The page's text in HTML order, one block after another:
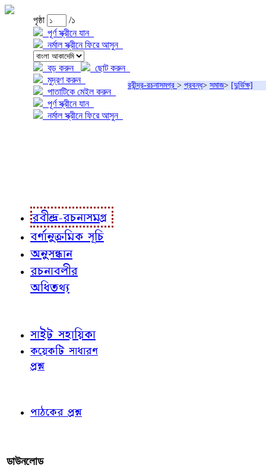
পৃষ্ঠা
/১
পূর্ণ স্ক্রীনে যান
নর্মাল স্ক্রীনে ফিরে আসুন
বড় করুন
ছোট করুন
মুদ্রণ করুন
পাতাটিকে মেইল করুন
পূর্ণ স্ক্রীনে যান
নর্মাল স্ক্রীনে ফিরে আসুন
রবীন্দ্র-রচনাসমগ্র > প্রবন্ধ> সমাজ> [দুর্ভিক্ষ]
রবীন্দ্র-রচনাসমগ্র
বর্ণানুক্রমিক সূচি
অনুসন্ধান
রচনাবলীর
অধিতথ্য
সাইট সহায়িকা
কয়েকটি সাধারণ
প্রশ্ন
পাঠকের প্রশ্ন
ডাউনলোড